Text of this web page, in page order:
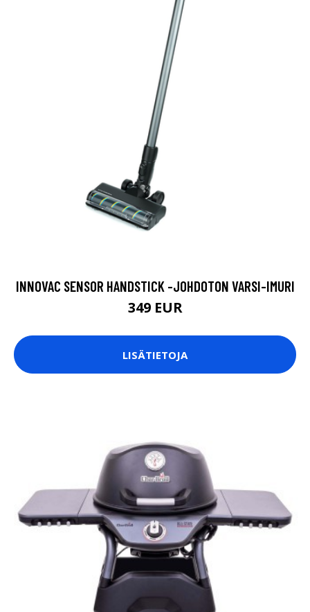
INNOVAC SENSOR HANDSTICK -JOHDOTON VARSI-IMURI
349 EUR
LISÄTIETOJA